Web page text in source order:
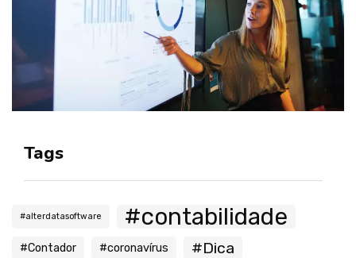
Tags
#alterdatasoftware #contabilidade
#Contador #coronavírus #Dica